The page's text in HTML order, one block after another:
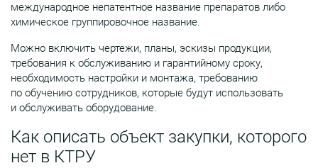
международное непатентное название препаратов либо
химическое группировочное название.
Можно включить чертежи, планы, эскизы продукции,
требования к обслуживанию и гарантийному сроку,
необходимость настройки и монтажа, требованию
по обучению сотрудников, которые будут использовать
и обслуживать оборудование.
Как описать объект закупки, которого
нет в КТРУ